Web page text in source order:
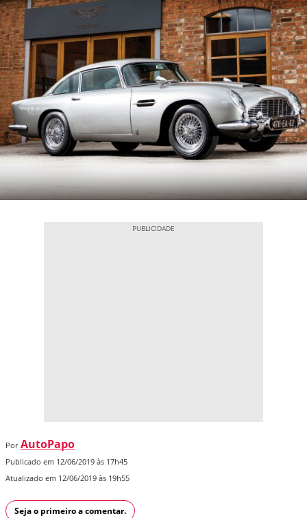
Por AutoPapo
Publicado em 12/06/2019 às 17h45
Atualizado em 12/06/2019 às 19h55
Seja o primeiro a comentar.